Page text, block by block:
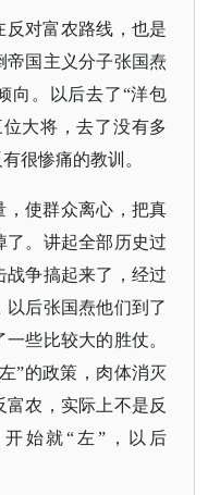
反对富农路线，也是
帝国主义分子张国焘
向。以后去了“洋包
大将，去了没有多
很惨痛的教训。
，使群众离心，把真
了。讲起全部历史过
争搞起来了，经过
后张国焘他们到了
些比较大的胜仗。
”的政策，肉体消灭
农，实际上不是反
始就“左”，以后